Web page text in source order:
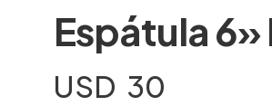
Espátula 6»
USD 30